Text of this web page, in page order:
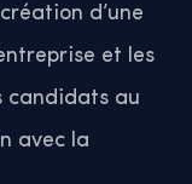
d’une
et les
candidats au
avec la